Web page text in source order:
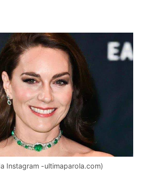
Instagram -ultimaparola.com)